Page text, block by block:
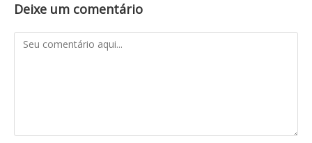
Deixe um comentário